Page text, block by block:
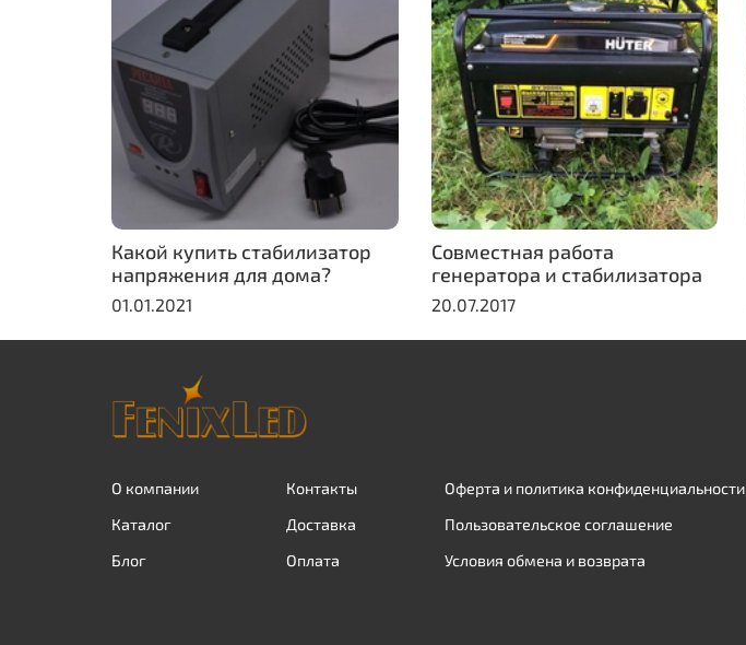
Какой купить стабилизатор
напряжения для дома?
01.01.2021
Совместная работа
генератора и стабилизатора
20.07.2017
О компании
Каталог
Блог
Контакты
Доставка
Оплата
Оферта и политика конфиденциальности
Пользовательское соглашение
Условия обмена и возврата